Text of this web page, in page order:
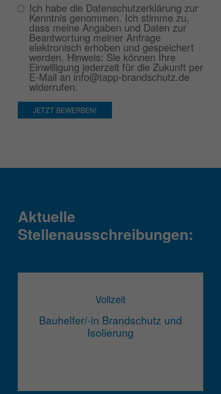
Ich habe die Datenschutzerklärung zur
Kenntnis genommen. Ich stimme zu,
dass meine Angaben und Daten zur
Beantwortung meiner Anfrage
elektronisch erhoben und gespeichert
werden. Hinweis: Sie können Ihre
Einwilligung jederzeit für die Zukunft per
E-Mail an info@tapp-brandschutz.de
widerrufen.
JETZT BEWERBEN!
Aktuelle
Stellenausschreibungen:
Vollzeit
Bauhelfer/-in Brandschutz und
Isolierung